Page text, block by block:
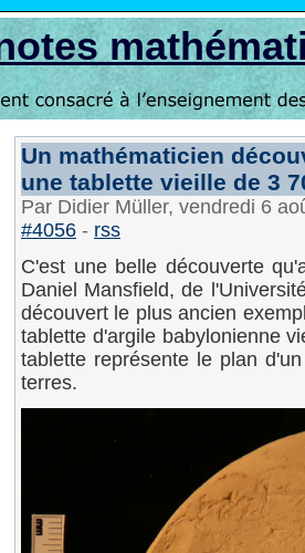
Un mathématicien
une tablette vieille de 3
Par Didier Müller, vendredi 6
#4056 - rss
C'est une belle découverte
Daniel Mansfield, de
découvert le plus ancien
tablette d'argile babylonienne
tablette représente le plan
terres.